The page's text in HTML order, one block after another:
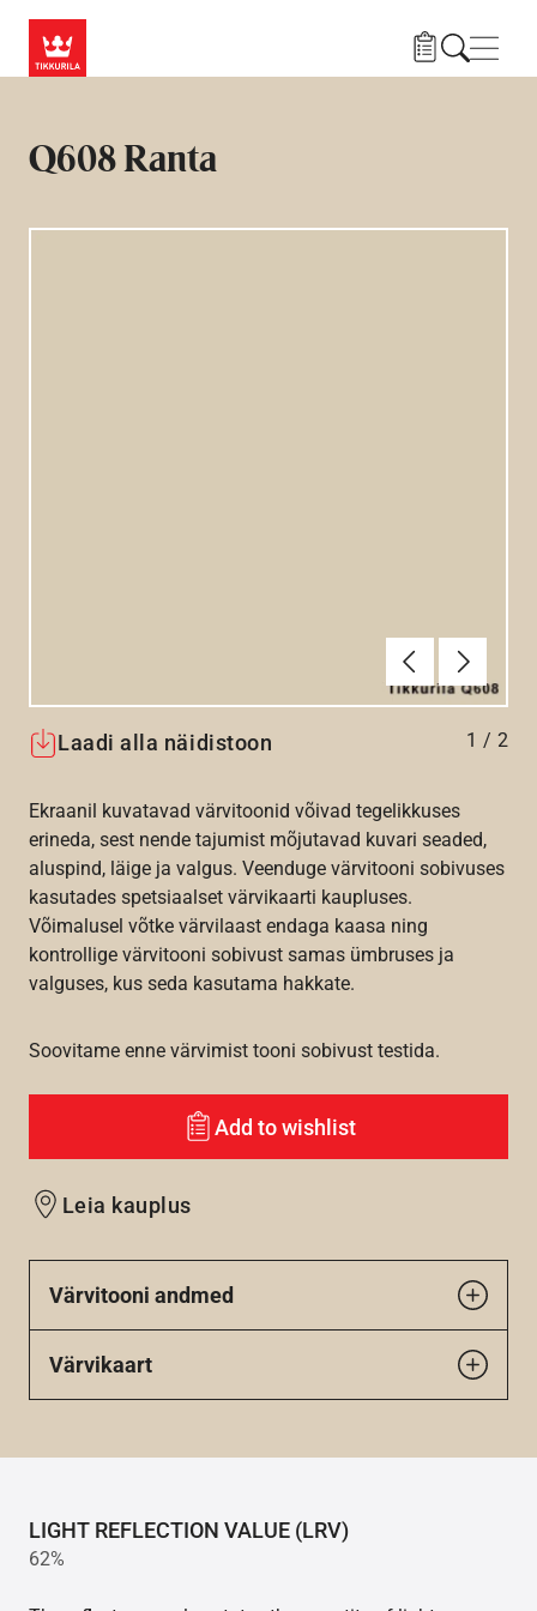
Q608 Ranta
Eelmine
Laadi alla näidistoon 1 / 2
Ekraanil kuvatavad värvitoonid võivad tegelikkuses
erineda, sest nende tajumist mõjutavad kuvari seaded,
aluspind, läige ja valgus. Veenduge värvitooni sobivuses
kasutades spetsiaalset värvikaarti kaupluses.
Võimalusel võtke värvilaast endaga kaasa ning
kontrollige värvitooni sobivust samas ümbruses ja
valguses, kus seda kasutama hakkate.
Soovitame enne värvimist tooni sobivust testida.
Add to wishlist
Leia kauplus
Värvitooni andmed
Värvikaart
LIGHT REFLECTION VALUE (LRV)
62%